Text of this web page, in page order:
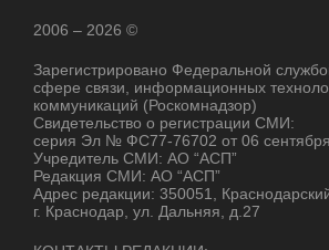
2006 – 2026 ©
Зарегистрировано Федеральной
сфере связи, информационных
коммуникаций (Роскомнадзор)
Свидетельство о регистрации СМИ:
серия Эл № ФС77-76702 от 06 сентября
Учредитель СМИ: АО “АСП”
Редакция СМИ: АО “АСП”
Адрес редакции: 350051,
г. Краснодар, ул. Дальняя, д.27